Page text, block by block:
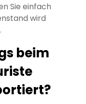
Sie einfach
wird
beim